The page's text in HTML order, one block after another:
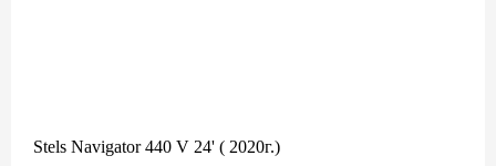
Stels Navigator 440 V 24' ( 2020г.)